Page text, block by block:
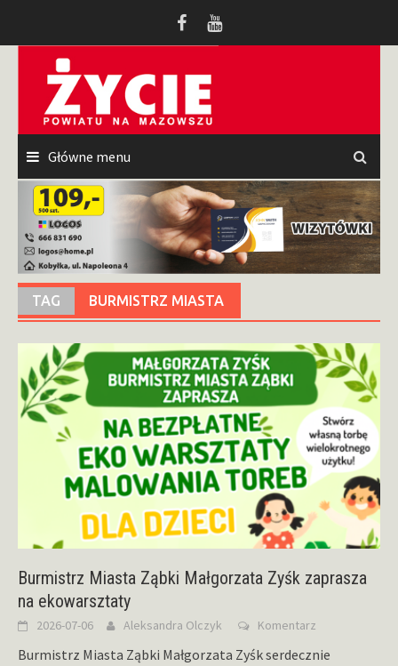
Główne menu
TAG BURMISTRZ MIASTA
Burmistrz Miasta Ząbki Małgorzata Zyśk zaprasza
na ekowarsztaty
2026-07-06 Aleksandra Olczyk Komentarz
Burmistrz Miasta Ząbki Małgorzata Zyśk serdecznie